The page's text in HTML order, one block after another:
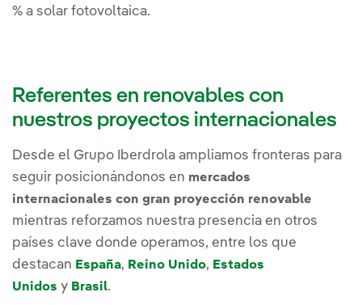
% a solar fotovoltaica.
Referentes en renovables con
nuestros proyectos internacionales
Desde el Grupo Iberdrola ampliamos fronteras para
seguir posicionándonos en mercados
internacionales con gran proyección renovable
mientras reforzamos nuestra presencia en otros
países clave donde operamos, entre los que
destacan España, Reino Unido, Estados
Unidos y Brasil.